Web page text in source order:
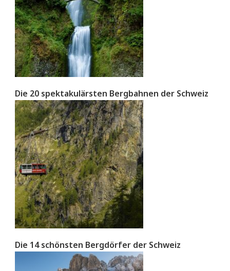
Die 20 spektakulärsten Bergbahnen der Schweiz
Die 14 schönsten Bergdörfer der Schweiz